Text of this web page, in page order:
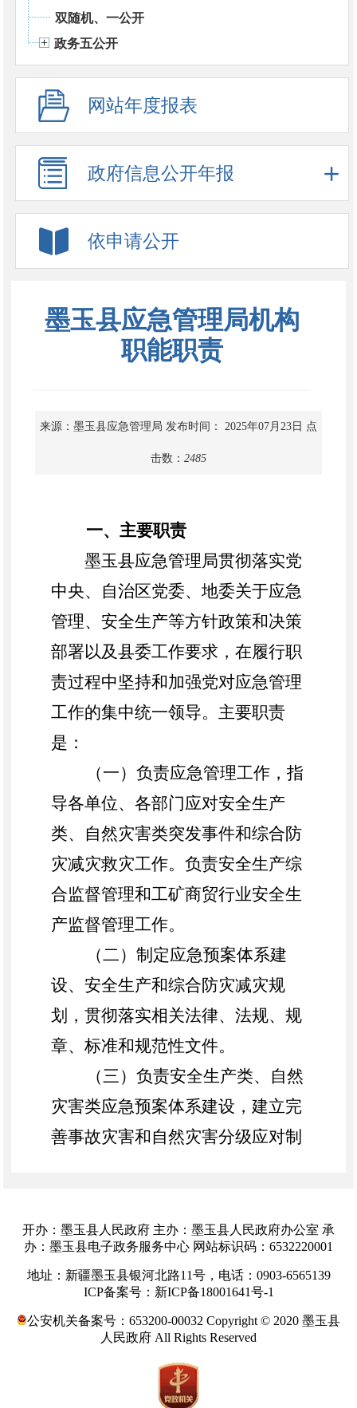
双随机、一公开
政务五公开
网站年度报表
政府信息公开年报
依申请公开
墨玉县应急管理局机构
职能职责
来源：墨玉县应急管理局 发布时间： 2025年07月23日 点
击数： 2485
一、主要职责
墨玉县应急管理局贯彻落实党
中央、自治区党委、地委关于应急
管理、安全生产等方针政策和决策
部署以及县委工作要求，在履行职
责过程中坚持和加强党对应急管理
工作的集中统一领导。主要职责
是：
（一） 负责应急管理工作，指
导各单位、各部门应对安全生产
类、自然灾害类突发事件和综合防
灾减灾救灾工作。负责安全生产综
合监督管理和工矿商贸行业安全生
产监督管理工作。
（二） 制定应急预案体系建
设、安全生产和综合防灾减灾规
划，贯彻落实相关法律、法规、规
章、标准和规范性文件。
（三） 负责安全生产类、自然
灾害类应急预案体系建设，建立完
善事故灾害和自然灾害分级应对制
综合协调应急预案衔接工作，组织
开展预案演练，推动应急避难设施
建设。
（四）牵头建立统一的应急管
理信息系统，负责编制和落实信息
传输渠道规划和布局。建立监测预
开办：墨玉县人民政府 主办：墨玉县人民政府办公室 承
办：墨玉县电子政务服务中心 网站标识码：6532220001
地址：新疆墨玉县银河北路11号，电话：0903-6565139
ICP备案号：新ICP备18001641号-1
公安机关备案号：653200-00032 Copyright © 2020 墨玉县
人民政府 All Rights Reserved